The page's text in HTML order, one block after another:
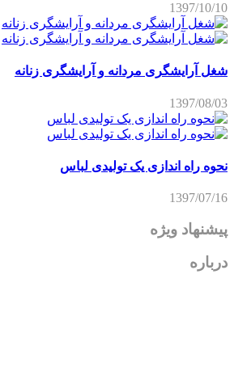
1397/10/10
شغل آرایشگری مردانه و آرایشگری زنانه
1397/08/03
نحوه راه اندازی یک تولیدی لباس
1397/07/16
پیشنهاد ویژه
درباره